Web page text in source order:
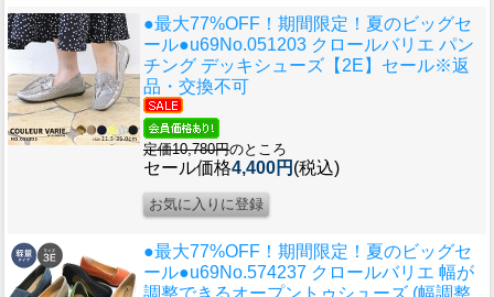
●最大77%OFF！期間限定！夏のビッグセ
ール●u69No.051203 クロールバリエ パン
チング デッキシューズ【2E】セール※返
品・交換不可
定価10,780円のところ
セール価格4,400円 (税込)
●最大77%OFF！期間限定！夏のビッグセ
ール●u69No.574237 クロールバリエ 幅が
調整できるオープントゥシューズ (幅調整,